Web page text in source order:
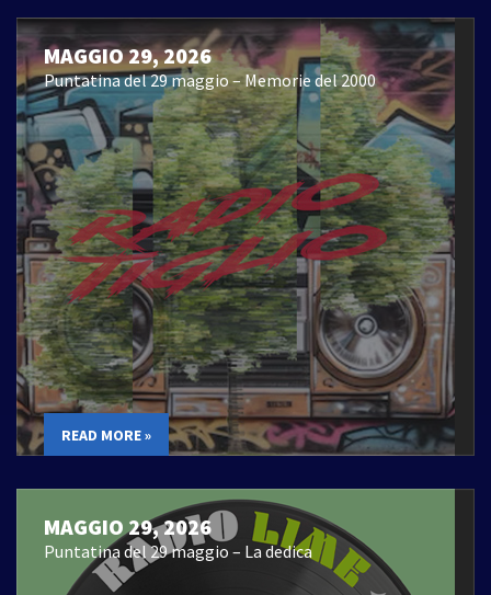
MAGGIO 29, 2026
Puntatina del 29 maggio – Memorie del 2000
READ MORE »
MAGGIO 29, 2026
Puntatina del 29 maggio – La dedica